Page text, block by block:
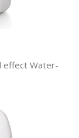
effect Water-